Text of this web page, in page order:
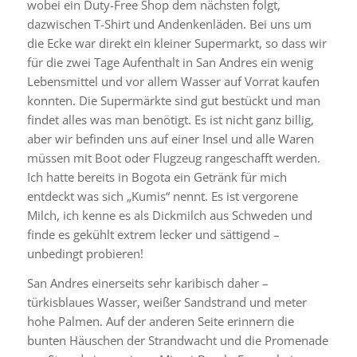
wobei ein Duty-Free Shop dem nächsten folgt,
dazwischen T-Shirt und Andenkenläden. Bei uns um
die Ecke war direkt ein kleiner Supermarkt, so dass wir
für die zwei Tage Aufenthalt in San Andres ein wenig
Lebensmittel und vor allem Wasser auf Vorrat kaufen
konnten. Die Supermärkte sind gut bestückt und man
findet alles was man benötigt. Es ist nicht ganz billig,
aber wir befinden uns auf einer Insel und alle Waren
müssen mit Boot oder Flugzeug rangeschafft werden.
Ich hatte bereits in Bogota ein Getränk für mich
entdeckt was sich „Kumis“ nennt. Es ist vergorene
Milch, ich kenne es als Dickmilch aus Schweden und
finde es gekühlt extrem lecker und sättigend –
unbedingt probieren!
San Andres einerseits sehr karibisch daher –
türkisblaues Wasser, weißer Sandstrand und meter
hohe Palmen. Auf der anderen Seite erinnern die
bunten Häuschen der Strandwacht und die Promenade